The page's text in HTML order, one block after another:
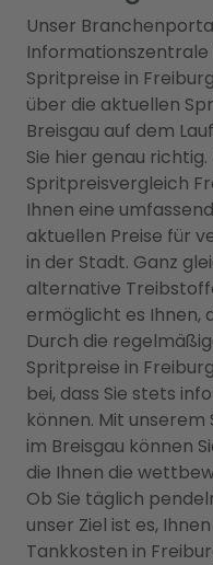
Unser
Spritpreise in
über die aktuellen
Breisgau auf dem
Sie hier genau
Spritpreisvergleich
Ihnen eine
aktuellen Preise für
in der Stadt. Ganz
alternative
ermöglicht es Ihnen,
Durch die
Spritpreise in
bei, dass Sie stets
können. Mit
im Breisgau können
die Ihnen die
Ob Sie täglich
unser Ziel ist es,
Tankkosten in